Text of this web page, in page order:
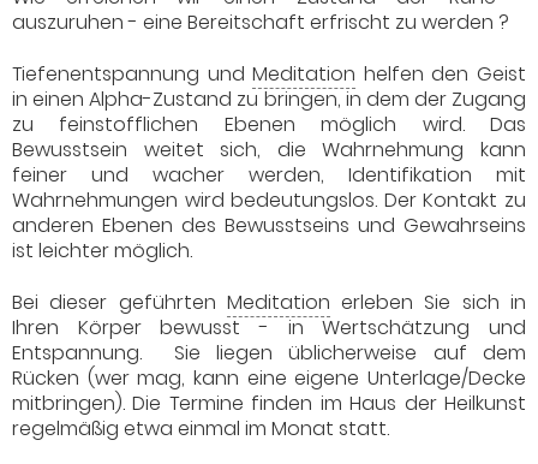
auszuruhen - eine Bereitschaft erfrischt zu werden ?
Tiefenentspannung undMeditation helfen den Geist
in einen Alpha-Zustand zu bringen, in dem der Zugang
zu feinstofflichen Ebenen möglich wird. Das
Bewusstsein weitet sich, die Wahrnehmung kann
feiner und wacher werden, Identifikation mit
Wahrnehmungen wird bedeutungslos. Der Kontakt zu
anderen Ebenen des Bewusstseins und Gewahrseins
ist leichter möglich.
Bei dieser geführten Meditation erleben Sie sich in
Ihren Körper bewusst - in Wertschätzung und
Entspannung. Sie liegen üblicherweise auf dem
Rücken (wer mag, kann eine eigene Unterlage/Decke
mitbringen). Die Termine finden im Haus der Heilkunst
regelmäßig etwa einmal im Monat statt.